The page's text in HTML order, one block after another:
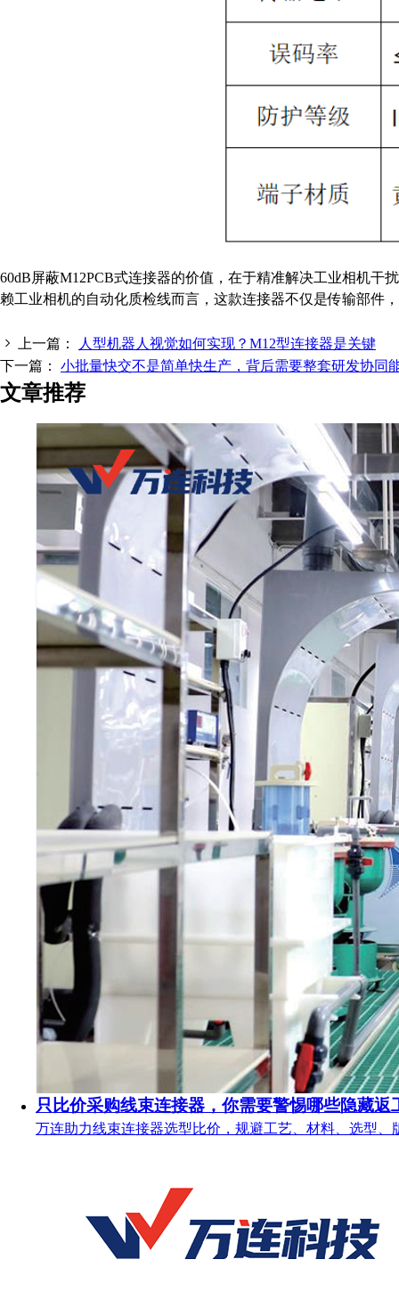
60dB屏蔽M12PCB式连接器的价值，在于精准解决工业相机
赖工业相机的自动化质检线而言，这款连接器不仅是传输部件
上一篇：
人型机器人视觉如何实现？M12型连接器是关键
下一篇： 小批量快交不是简单快生产，背后需要整套研发协同
文章推荐
只比价采购线束连接器，你需要警惕哪些隐藏返
万连助力线束连接器选型比价，规避工艺、材料、选型、